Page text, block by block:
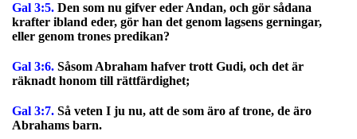
Gal 3:5. Den som nu gifver eder Andan, och gör sådana
krafter ibland eder, gör han det genom lagsens gerningar,
eller genom trones predikan?
Gal 3:6. Såsom Abraham hafver trott Gudi, och det är
räknadt honom till rättfärdighet;
Gal 3:7. Så veten I ju nu, att de som äro af trone, de äro
Abrahams barn.